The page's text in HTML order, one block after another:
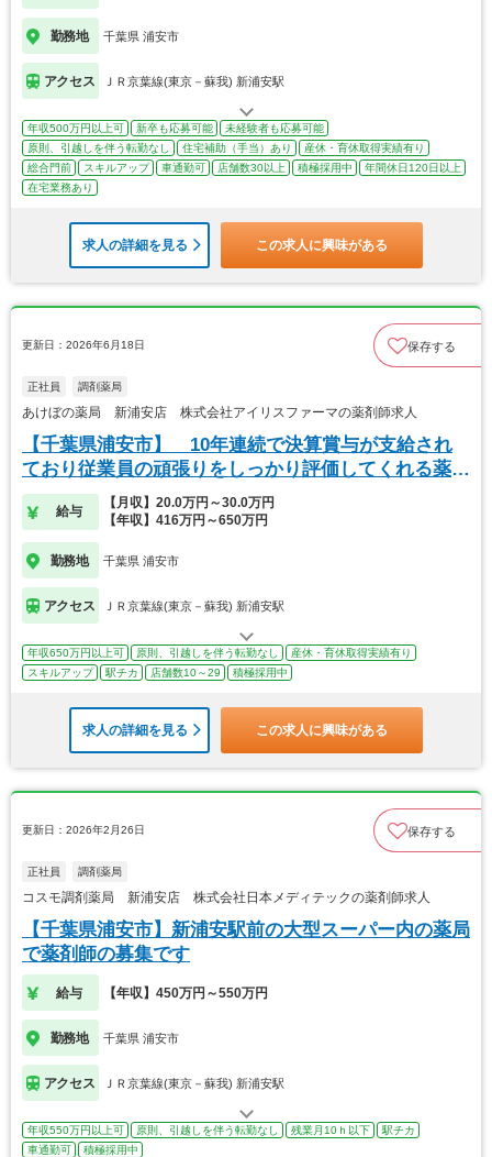
勤務地 千葉県 浦安市
アクセス ＪＲ京葉線(東京－蘇我) 新浦安駅
年収500万円以上可 新卒も応募可能
未経験者も応募可能
原則、引越しを伴う転勤なし
住宅補助（手当）あり
産休・育休取得実績有り
総合門前
スキルアップ 車通勤可 店舗数30以上 積極採用中
年間休日120日以上
在宅業務あり
求人の詳細を見る この求人に興味がある
更新日：2026年6月18日 保存する
正社員 調剤薬局
あけぼの薬局 新浦安店 株式会社アイリスファーマの薬剤師求人
【千葉県浦安市】 10年連続で決算賞与が支給され
ており従業員の頑張りをしっかり評価してくれる薬局
です
給与
【月収】20.0万円～30.0万円
【年収】416万円～650万円
勤務地 千葉県 浦安市
アクセス ＪＲ京葉線(東京－蘇我) 新浦安駅
年収650万円以上可 原則、引越しを伴う転勤なし
産休・育休取得実績有り
スキルアップ
駅チカ 店舗数10～29 積極採用中
求人の詳細を見る この求人に興味がある
更新日：2026年2月26日 保存する
正社員 調剤薬局
コスモ調剤薬局 新浦安店 株式会社日本メディテックの薬剤師求人
【千葉県浦安市】新浦安駅前の大型スーパー内の薬局
で薬剤師の募集です
給与 【年収】450万円～550万円
勤務地 千葉県 浦安市
アクセス ＪＲ京葉線(東京－蘇我) 新浦安駅
年収550万円以上可 原則、引越しを伴う転勤なし 残業月10ｈ以下
駅チカ
車通勤可
積極採用中